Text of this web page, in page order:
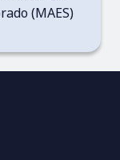
(MAES)